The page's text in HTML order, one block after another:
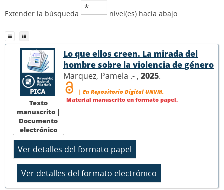
Extender la búsqueda nivel(es) hacia abajo
Texto
manuscrito |
Documento
electrónico
Lo que ellos creen. La mirada del
hombre sobre la violencia de género
Marquez, Pamela .- , 2025.
| En Repositorio Digital UNVM.
Material manuscrito en formato papel.